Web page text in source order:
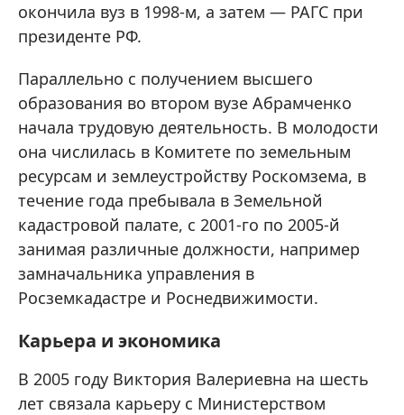
окончила вуз в 1998-м, а затем — РАГС при
президенте РФ.
Параллельно с получением высшего
образования во втором вузе Абрамченко
начала трудовую деятельность. В молодости
она числилась в Комитете по земельным
ресурсам и землеустройству Роскомзема, в
течение года пребывала в Земельной
кадастровой палате, с 2001-го по 2005-й
занимая различные должности, например
замначальника управления в
Росземкадастре и Роснедвижимости.
Карьера и экономика
В 2005 году Виктория Валериевна на шесть
лет связала карьеру с Министерством